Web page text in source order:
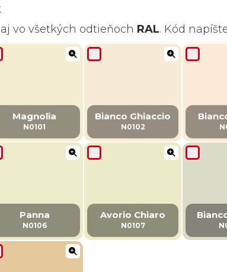
vo všetkých odtieňoch RAL. Kód
Magnolia
N0101
Bianco Ghiaccio
N0102
Panna
N0106
Avorio Chiaro
N0107